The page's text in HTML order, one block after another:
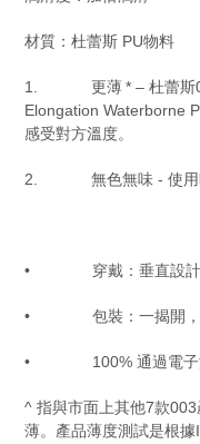
材質：杜蕾斯 PU物料
1. 更薄* – 杜蕾斯
Elongation Waterborne
感受對方溫度。
2. 無色無味 - 使
• 穿戴：垂直設
• 包裝：一揭開
• 100% 通過電
^ 指與市面上其他7款003
薄。產品薄度測試是根據